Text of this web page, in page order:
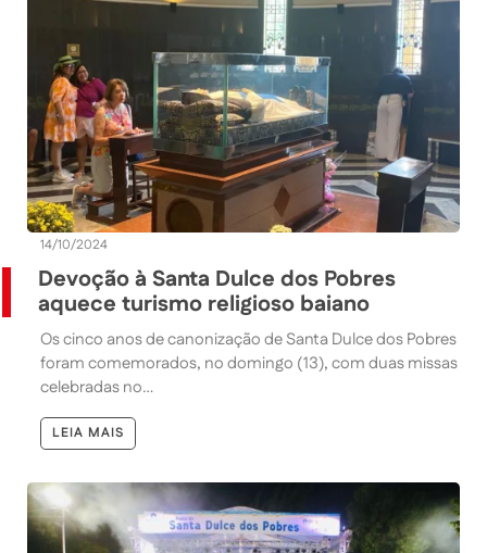
14/10/2024
Devoção à Santa Dulce dos Pobres
aquece turismo religioso baiano
Os cinco anos de canonização de Santa Dulce dos Pobres
foram comemorados, no domingo (13), com duas missas
celebradas no…
LEIA MAIS